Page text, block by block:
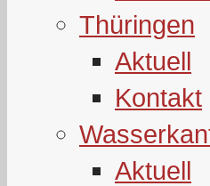
Thüringen
Aktuell
Kontakt
Aktuell